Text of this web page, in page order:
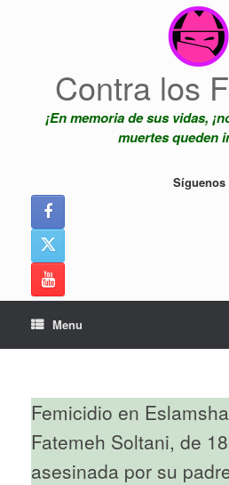
Contra los
¡En memoria de sus vidas,
muertes queden
Síguenos
Menu
Femicidio en
Fatemeh Soltani, de
asesinada por su